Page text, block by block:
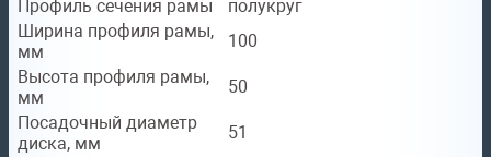
Профиль сечения рамы
полукруг
Ширина профиля рамы,
мм
100
Высота профиля рамы,
мм
50
Посадочный диаметр
диска, мм
51